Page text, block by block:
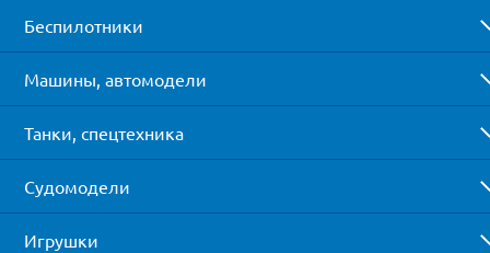
Беспилотники
Машины, автомодели
Танки, спецтехника
Судомодели
Игрушки